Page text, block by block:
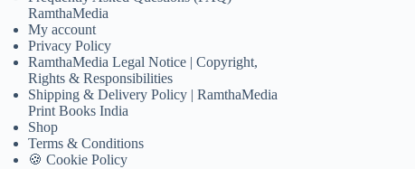
RamthaMedia
My account
Privacy Policy
RamthaMedia Legal Notice | Copyright,
Rights & Responsibilities
Shipping & Delivery Policy | RamthaMedia
Print Books India
Shop
Terms & Conditions
🍪 Cookie Policy